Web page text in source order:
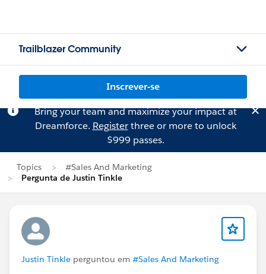
Trailblazer Community
Inscrever-se
Bring your team and maximize your impact at
Dreamforce. Registerthree or more to unlock
$999 passes.
Topics
#Sales And Marketing
Pergunta de Justin Tinkle
Justin Tinkle perguntou em #Sales And Marketing